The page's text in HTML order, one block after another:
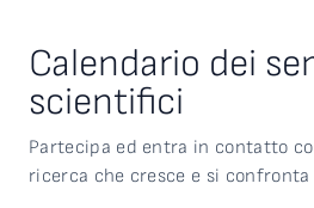
Calendario dei
scientifici
Partecipa ed entra in contatto
ricerca che cresce e si confronta